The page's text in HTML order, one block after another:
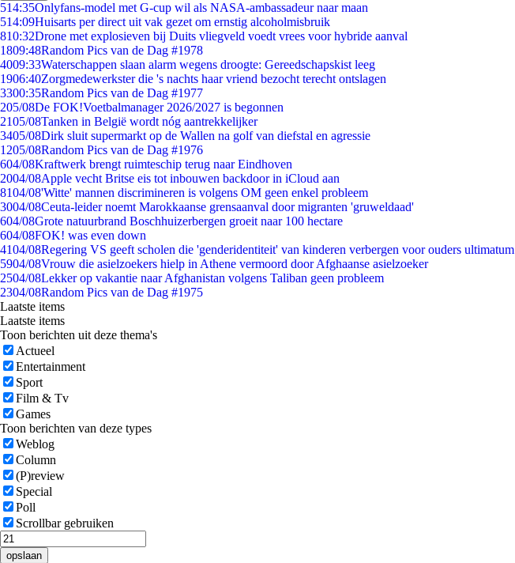
514:35Onlyfans-model met G-cup wil als NASA-ambassadeur naar maan
514:09Huisarts per direct uit vak gezet om ernstig alcoholmisbruik
810:32Drone met explosieven bij Duits vliegveld voedt vrees voor hybride aanval
1809:48Random Pics van de Dag #1978
4009:33Waterschappen slaan alarm wegens droogte: Gereedschapskist leeg
1906:40Zorgmedewerkster die 's nachts haar vriend bezocht terecht ontslagen
3300:35Random Pics van de Dag #1977
205/08De FOK!Voetbalmanager 2026/2027 is begonnen
2105/08Tanken in België wordt nóg aantrekkelijker
3405/08Dirk sluit supermarkt op de Wallen na golf van diefstal en agressie
1205/08Random Pics van de Dag #1976
604/08Kraftwerk brengt ruimteschip terug naar Eindhoven
2004/08Apple vecht Britse eis tot inbouwen backdoor in iCloud aan
8104/08'Witte' mannen discrimineren is volgens OM geen enkel probleem
3004/08Ceuta-leider noemt Marokkaanse grensaanval door migranten 'gruweldaad'
604/08Grote natuurbrand Boschhuizerbergen groeit naar 100 hectare
604/08FOK! was even down
4104/08Regering VS geeft scholen die 'genderidentiteit' van kinderen verbergen voor ouders ultimatum
5904/08Vrouw die asielzoekers hielp in Athene vermoord door Afghaanse asielzoeker
2504/08Lekker op vakantie naar Afghanistan volgens Taliban geen probleem
2304/08Random Pics van de Dag #1975
Laatste items
Laatste items
Toon berichten uit deze thema's
Actueel
Entertainment
Sport
Film & Tv
Games
Toon berichten van deze types
Weblog
Column
(P)review
Special
Poll
Scrollbar gebruiken
opslaan